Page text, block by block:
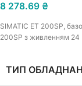
8 278.69 ₴
SIMATIC ET 200SP,
200SP з живленням 24
ТИП